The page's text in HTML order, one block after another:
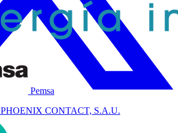
Pemsa
PHOENIX CONTACT, S.A.U.